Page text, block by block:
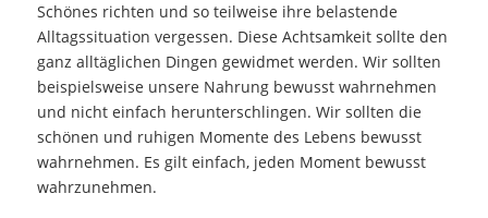
Schönes richten und so teilweise ihre belastende
Alltagssituation vergessen. Diese Achtsamkeit sollte den
ganz alltäglichen Dingen gewidmet werden. Wir sollten
beispielsweise unsere Nahrung bewusst wahrnehmen
und nicht einfach herunterschlingen. Wir sollten die
schönen und ruhigen Momente des Lebens bewusst
wahrnehmen. Es gilt einfach, jeden Moment bewusst
wahrzunehmen.